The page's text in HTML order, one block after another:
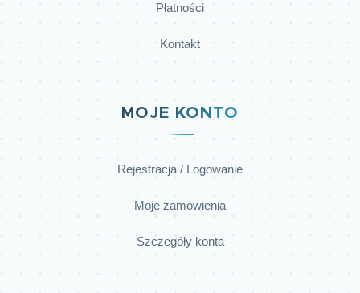
Płatności
Kontakt
MOJE KONTO
Rejestracja / Logowanie
Moje zamówienia
Szczegóły konta